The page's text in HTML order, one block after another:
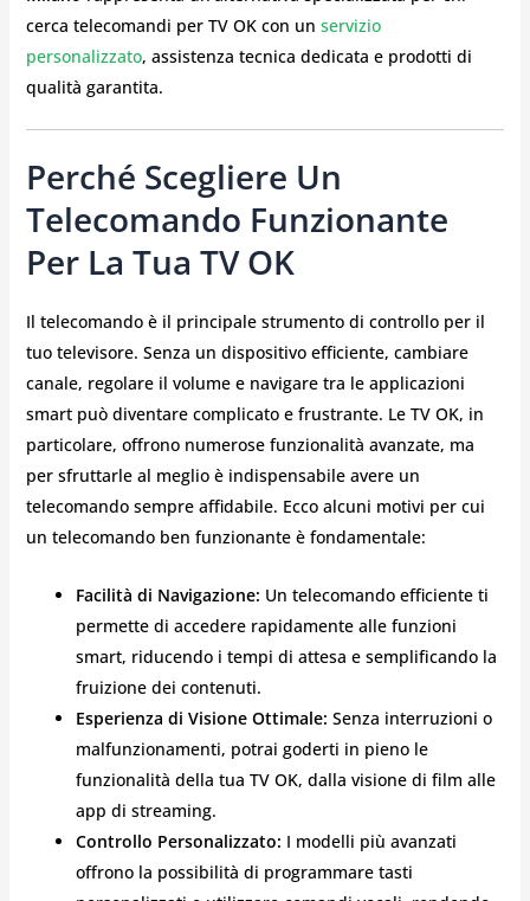
cerca telecomandi per TV OK con un servizio
personalizzato, assistenza tecnica dedicata e prodotti di
qualità garantita.
Perché Scegliere Un
Telecomando Funzionante
Per La Tua TV OK
Il telecomando è il principale strumento di controllo per il
tuo televisore. Senza un dispositivo efficiente, cambiare
canale, regolare il volume e navigare tra le applicazioni
smart può diventare complicato e frustrante. Le TV OK, in
particolare, offrono numerose funzionalità avanzate, ma
per sfruttarle al meglio è indispensabile avere un
telecomando sempre affidabile. Ecco alcuni motivi per cui
un telecomando ben funzionante è fondamentale:
Facilità di Navigazione: Un telecomando efficiente ti
permette di accedere rapidamente alle funzioni
smart, riducendo i tempi di attesa e semplificando la
fruizione dei contenuti.
Esperienza di Visione Ottimale: Senza interruzioni o
malfunzionamenti, potrai goderti in pieno le
funzionalità della tua TV OK, dalla visione di film alle
app di streaming.
Controllo Personalizzato: I modelli più avanzati
offrono la possibilità di programmare tasti